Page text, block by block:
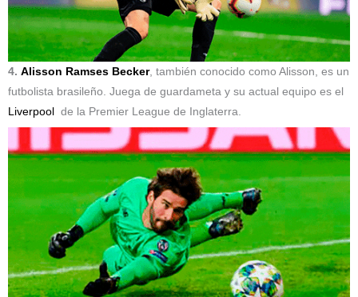
4. Alisson Ramses Becker, también conocido como Alisson, es un
futbolista brasileño. Juega de guardameta y su actual equipo es el
Liverpool
de la Premier League de Inglaterra.​